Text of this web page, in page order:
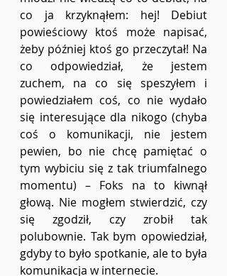
co ja krzyknąłem: hej! Debiut
powieściowy ktoś może napisać,
żeby później ktoś go przeczytał! Na
co odpowiedział, że jestem
zuchem, na co się speszyłem i
powiedziałem coś, co nie wydało
się interesujące dla nikogo (chyba
coś o komunikacji, nie jestem
pewien, bo nie chcę pamiętać o
tym wybiciu się z tak triumfalnego
momentu) – Foks na to kiwnął
głową. Nie mogłem stwierdzić, czy
się zgodził, czy zrobił tak
polubownie. Tak bym opowiedział,
gdyby to było spotkanie, ale to była
komunikacja w internecie.